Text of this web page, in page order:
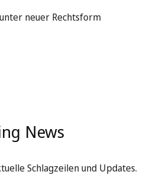
neuer Rechtsform
News
Schlagzeilen und Updates.